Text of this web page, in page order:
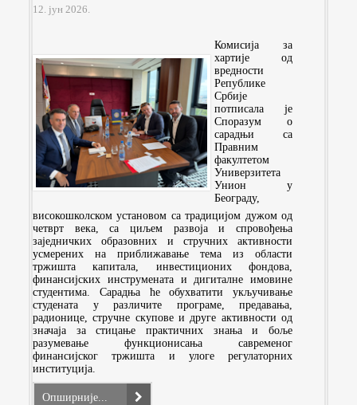
12. јун 2026.
Комисија за
хартије од
вредности
Републике
Србије
потписала је
Споразум о
сарадњи са
Правним
факултетом
Универзитета
Унион у
Београду,
високошколском установом са традицијом дужом од
четврт века, са циљем развоја и спровођења
заједничких образовних и стручних активности
усмерених на приближавање тема из области
тржишта капитала, инвестиционих фондова,
финансијских инструмената и дигиталне имовине
студентима. Сарадња ће обухватити укључивање
студената у различите програме, предавања,
радионице, стручне скупове и друге активности од
значаја за стицање практичних знања и боље
разумевање функционисања савременог
финансијског тржишта и улоге регулаторних
институција.
Опширније...